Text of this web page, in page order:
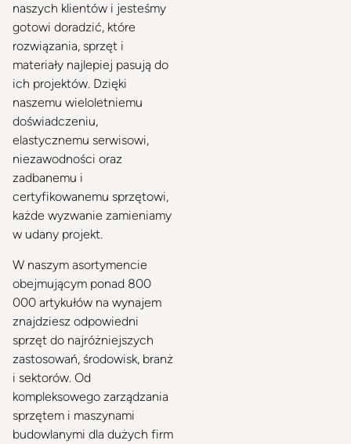
naszych klientów i jesteśmy
gotowi doradzić, które
rozwiązania, sprzęt i
materiały najlepiej pasują do
ich projektów. Dzięki
naszemu wieloletniemu
doświadczeniu,
elastycznemu serwisowi,
niezawodności oraz
zadbanemu i
certyfikowanemu sprzętowi,
każde wyzwanie zamieniamy
w udany projekt.
W naszym asortymencie
obejmującym ponad 800
000 artykułów na wynajem
znajdziesz odpowiedni
sprzęt do najróżniejszych
zastosowań, środowisk, branż
i sektorów. Od
kompleksowego zarządzania
sprzętem i maszynami
budowlanymi dla dużych firm